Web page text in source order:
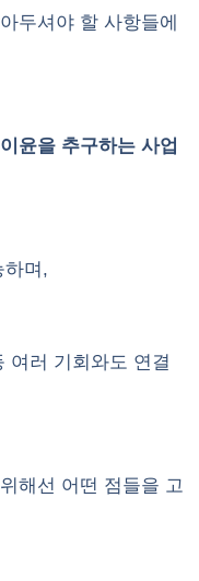
두셔야 할 사항들에
윤을 추구하는 사업
하며,
여러 기회와도 연결
해선 어떤 점들을 고